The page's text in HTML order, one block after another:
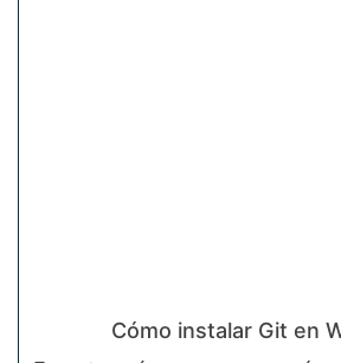
Cómo instalar Git en